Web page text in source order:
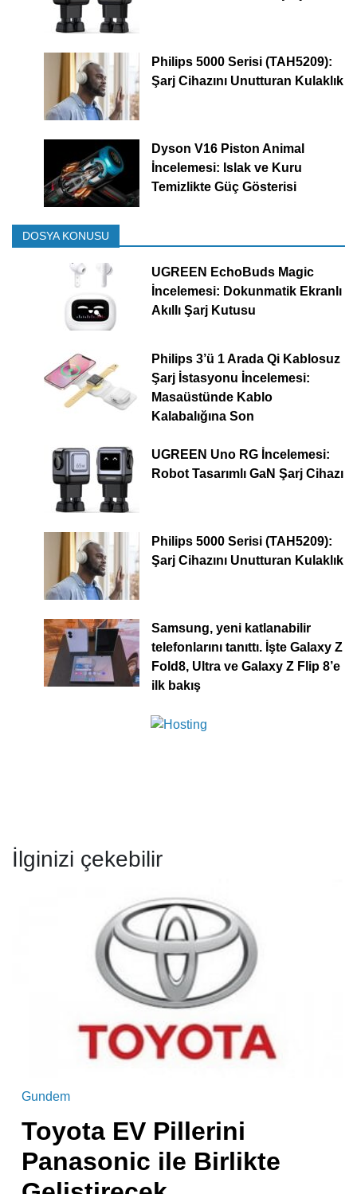
Philips 5000 Serisi (TAH5209):
Şarj Cihazını Unutturan Kulaklık
Dyson V16 Piston Animal
İncelemesi: Islak ve Kuru
Temizlikte Güç Gösterisi
DOSYA KONUSU
UGREEN EchoBuds Magic
İncelemesi: Dokunmatik Ekranlı
Akıllı Şarj Kutusu
Philips 3’ü 1 Arada Qi Kablosuz
Şarj İstasyonu İncelemesi:
Masaüstünde Kablo
Kalabalığına Son
UGREEN Uno RG İncelemesi:
Robot Tasarımlı GaN Şarj Cihazı
Philips 5000 Serisi (TAH5209):
Şarj Cihazını Unutturan Kulaklık
Samsung, yeni katlanabilir
telefonlarını tanıttı. İşte Galaxy Z
Fold8, Ultra ve Galaxy Z Flip 8’e
ilk bakış
İlginizi çekebilir
Gundem
Toyota EV Pillerini
Panasonic ile Birlikte